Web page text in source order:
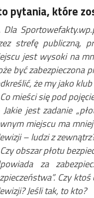
pytania, które
Dla
strefę publiczną,
jest wysoki na
być zabezpieczona
że my jako
mieści się pod
jest zadanie
miejscu ma
– ludzi z
obszar płotu
za
Czy
Jeśli tak, to kto?